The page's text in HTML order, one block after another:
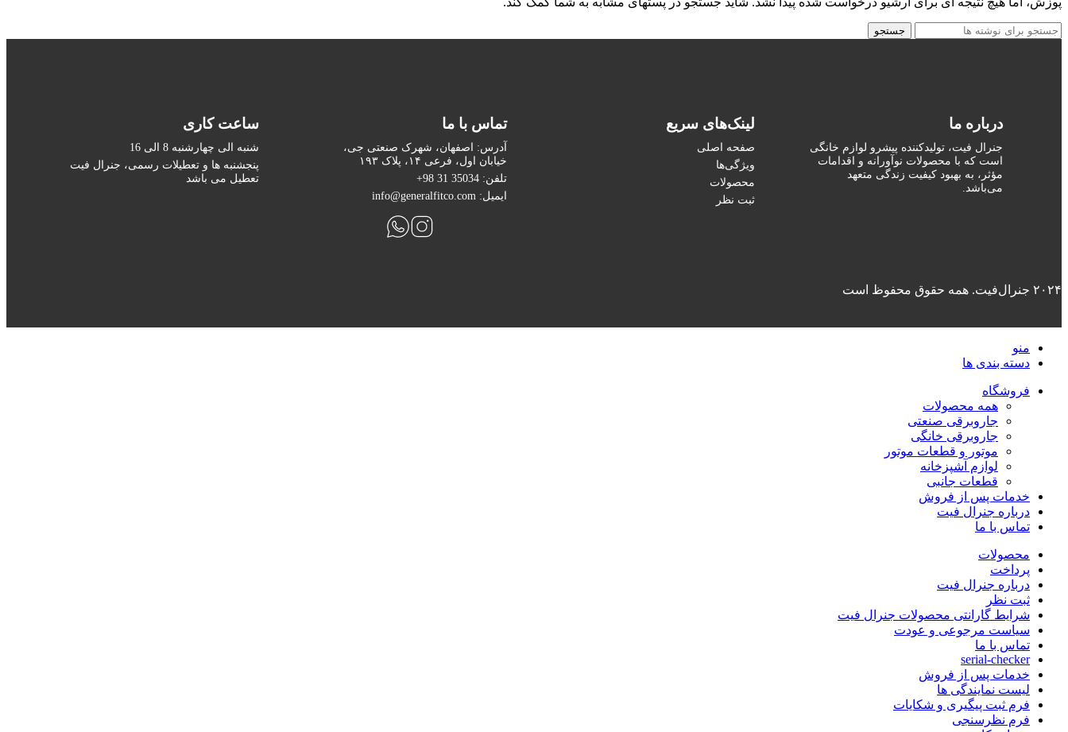
جستجو
درباره ما
جنرال فیت، تولیدکننده پیشرو لوازم خانگی
است که با محصولات نوآورانه و اقدامات
مؤثر، به بهبود کیفیت زندگی متعهد
می‌باشد.
لینک‌های سریع
صفحه اصلی
ویژگی‌ها
محصولات
ثبت نظر
تماس با ما
آدرس: اصفهان، شهرک صنعتی جی،
خیابان اول، فرعی ۱۴، پلاک ۱۹۳
تلفن: 35034 31 98+
ایمیل: info@generalfitco.com
ساعت کاری
شنبه الی چهارشنبه 8 الی 16
پنجشنبه ها و تعطیلات رسمی، جنرال فیت
تعطیل می باشد
۲۰۲۴ جنرال‌فیت. همه حقوق محفوظ است
منو
دسته بندی ها
فروشگاه
همه محصولات
جاروبرقی صنعتی
جاروبرقی خانگی
موتور و قطعات موتور
لوازم آشپزخانه
قطعات جانبی
خدمات پس از فروش
درباره جنرال فیت
تماس با ما
محصولات
پرداخت
درباره جنرال فیت
ثبت نظر
شرایط گارانتی محصولات جنرال فیت
سیاست مرجوعی و عودت
تماس با ما
serial-checker
خدمات پس از فروش
لیست نمایندگی ها
فرم ثبت پیگیری و شکایات
فرم نظرسنجی